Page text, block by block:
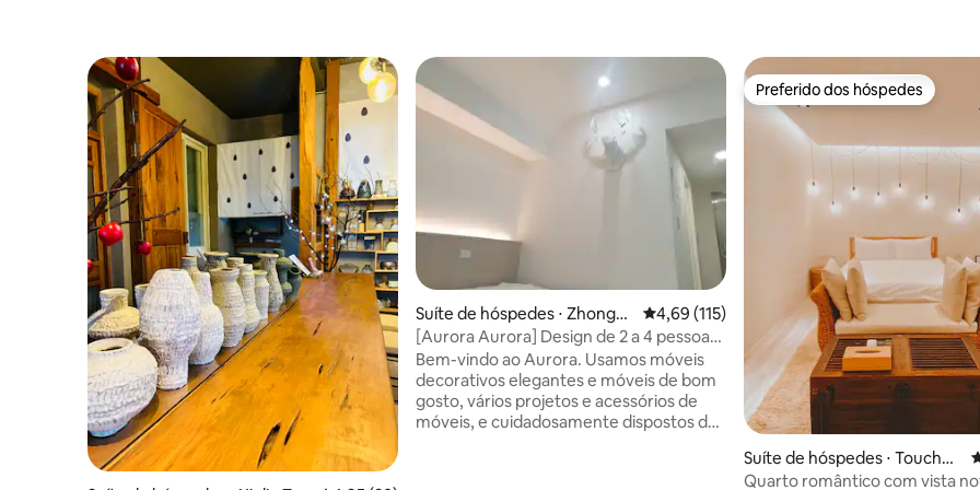
Suíte de hóspedes ⋅ Zhongzh
eng District
4,69 de uma avaliação média de 5, 115
4,69 (115)
[Aurora Aurora] Design de 2 a 4 pessoas
+ Air Cleaner + Secadora de Lavagem +
Estação Principal de Taipei e MRT MRT
Bem-vindo ao Aurora. Usamos móveis
decorativos elegantes e móveis de bom
gosto, vários projetos e acessórios de
móveis, e cuidadosamente dispostos de
Preferido dos hóspedes
Preferido dos hóspedes
Suíte de hóspedes ⋅ Touchen
g
Quarto romântico com vista